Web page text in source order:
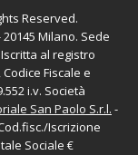
Reserved.
20145 Milano. Sede
Iscritta al registro
Fiscale e
i.v. Società
San Paolo S.r.l. -
Iscrizione
Sociale €